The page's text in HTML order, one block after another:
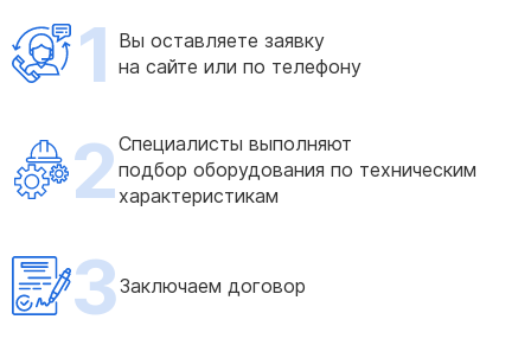
1 Вы оставляете заявку
на сайте или по телефону
2Специалисты выполняют
подбор оборудования по техническим
характеристикам
3Заключаем договор